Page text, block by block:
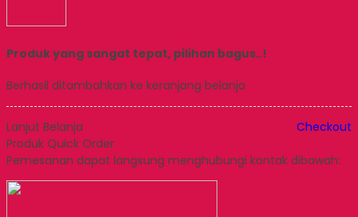
Produk yang sangat tepat, pilihan bagus..!
Berhasil ditambahkan ke keranjang belanja
Lanjut Belanja
Checkout
Produk Quick Order
Pemesanan dapat langsung menghubungi kontak dibawah: